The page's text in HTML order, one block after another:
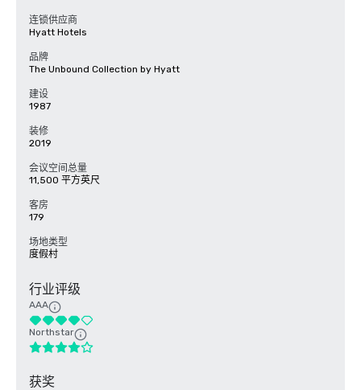
连锁供应商
Hyatt Hotels
品牌
The Unbound Collection by Hyatt
建设
1987
装修
2019
会议空间总量
11,500 平方英尺
客房
179
场地类型
度假村
行业评级
AAA
Northstar
获奖